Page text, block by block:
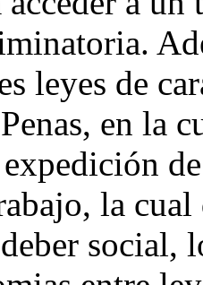
leyes de
en la
la
social,